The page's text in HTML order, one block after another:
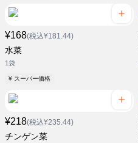
¥168(税込¥181.44)
水菜
1袋
¥ スーパー価格
¥218(税込¥235.44)
チンゲン菜